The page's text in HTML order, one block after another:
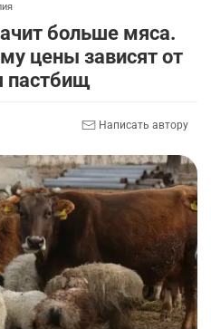
получать слуховые
изменили название и
предметов
больше мяса.
цены зависят от
пастбищ
Написать автору